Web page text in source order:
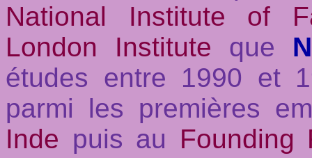
National Institute of
London Institute que
études entre 1990 et
parmi les premières
Inde puis au Founding